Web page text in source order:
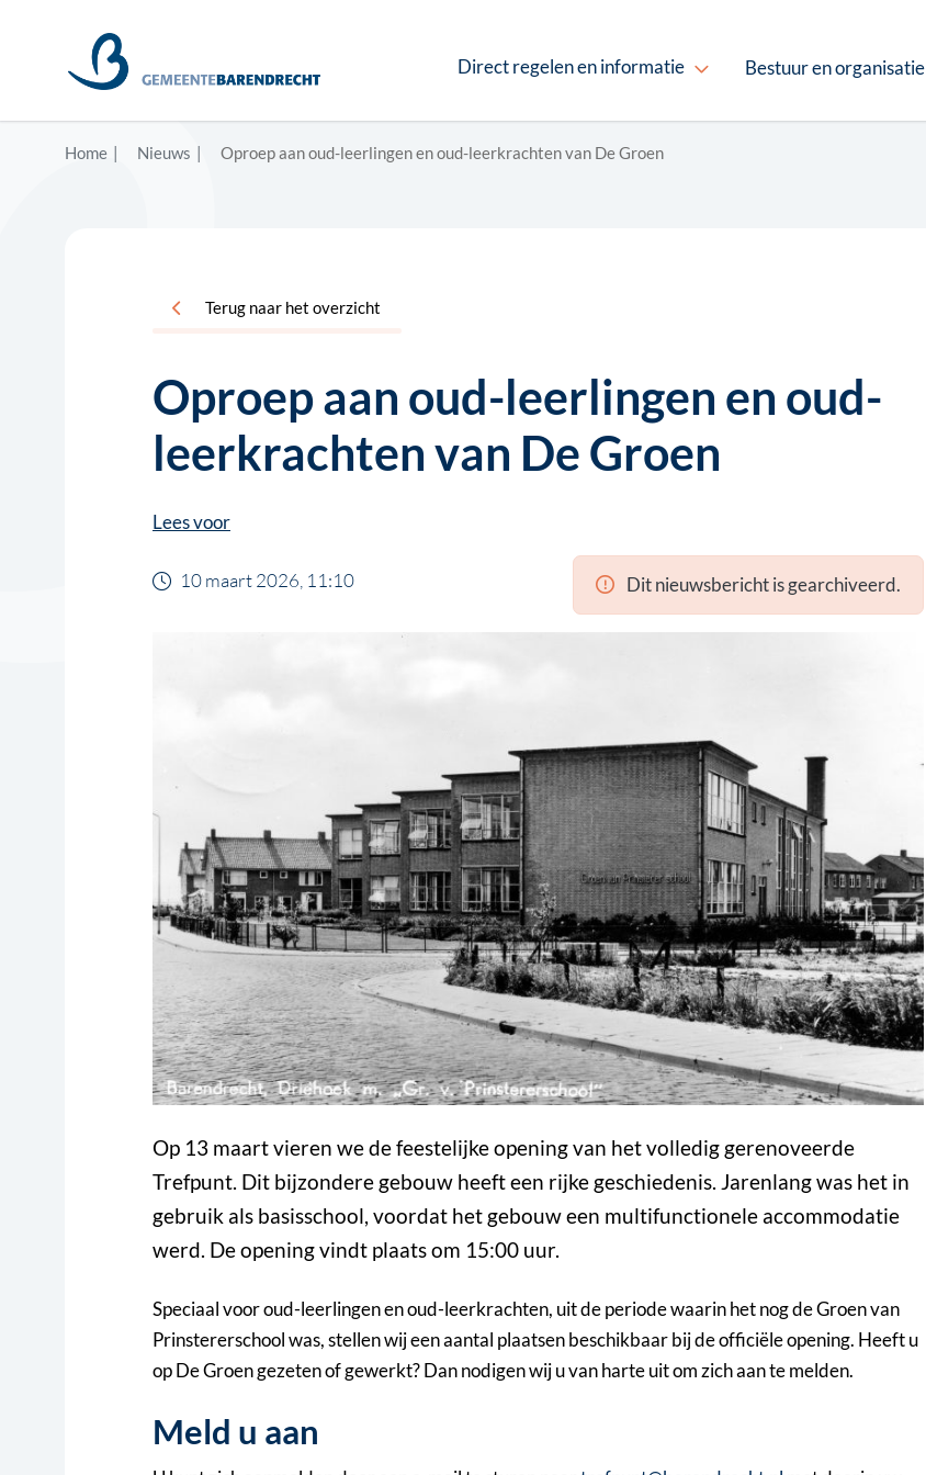
Direct regelen en informatie Bestuur en organisatie
Home Nieuws Oproep aan oud-leerlingen en oud-leerkrachten van De Groen
Terug naar het overzicht
Oproep aan oud-leerlingen en oud-
leerkrachten van De Groen
Lees voor
10 maart 2026, 11:10 Dit nieuwsbericht is gearchiveerd.
Op 13 maart vieren we de feestelijke opening van het volledig gerenoveerde
Trefpunt. Dit bijzondere gebouw heeft een rijke geschiedenis. Jarenlang was het in
gebruik als basisschool, voordat het gebouw een multifunctionele accommodatie
werd. De opening vindt plaats om 15:00 uur.
Speciaal voor oud-leerlingen en oud-leerkrachten, uit de periode waarin het nog de Groen van
Prinstererschool was, stellen wij een aantal plaatsen beschikbaar bij de officiële opening. Heeft u
op De Groen gezeten of gewerkt? Dan nodigen wij u van harte uit om zich aan te melden.
Meld u aan